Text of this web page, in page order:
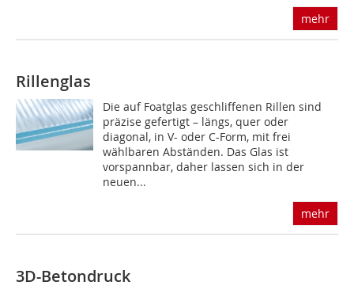
mehr
Rillenglas
Die auf Foatglas geschliffenen Rillen sind
präzise gefertigt – längs, quer oder
diagonal, in V- oder C-Form, mit frei
wählbaren Abständen. Das Glas ist
vorspannbar, daher lassen sich in der
neuen...
mehr
3D-Betondruck